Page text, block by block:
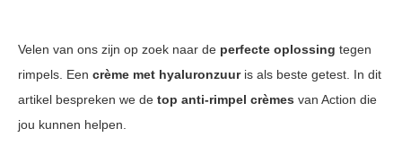
Velen van ons zijn op zoek naar de perfecte oplossing tegen
rimpels. Een crème met hyaluronzuuris als beste getest. In dit
artikel bespreken we de top anti-rimpel crèmes van Action die
jou kunnen helpen.